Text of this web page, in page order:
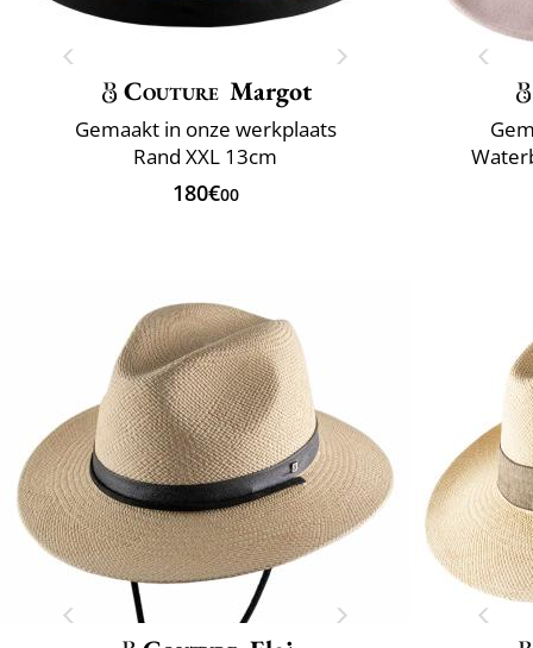
Couture Margot
Gemaakt in onze werkplaats
Rand XXL 13cm
180€00